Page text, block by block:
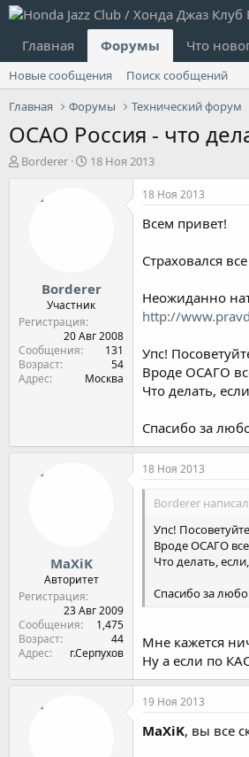
Главная Форумы Что
Новые сообщения
Поиск сообщений
Главная
Форумы Технический форум
ОСАО Россия - что
А
Borderer
Д
л
а
18 Ноя 2013
Borderer
Участник
Регистрация
20 Авг 2008
Сообщения
131
Возраст
54
Адрес
Москва
18 Ноя 2013
Всем привет!
Страховался
Неожиданно
http://
Упс!
Вроде ОСАГО
Что делать,
Спасибо за
MaXiK
Авторитет
Регистрация
23 Авг 2009
Сообщения
1,475
Возраст
44
Адрес
г.Серпухов
18 Ноя 2013
Borderer
Упс!
Вроде ОСАГО
Что делать,
Спасибо за
Мне кажется
Ну а если по
19 Ноя 2013
MaXiK, вы все